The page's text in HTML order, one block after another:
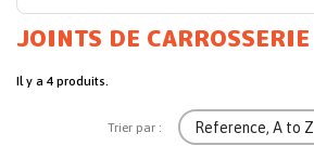
JOINTS DE CARROSSERIE
Il y a 4 produits.
Trier par : Reference, A to Z